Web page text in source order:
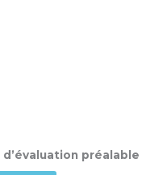
d’évaluation préalable